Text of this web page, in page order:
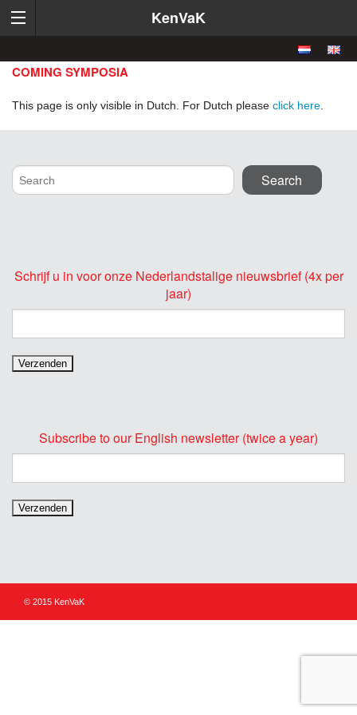
KenVaK
COMING SYMPOSIA
This page is only visible in Dutch. For Dutch please click here
Schrijf u in voor onze Nederlandstalige nieuwsbrief (4x per
jaar)
Subscribe to our English newsletter (twice a year)
© 2015 KenVaK